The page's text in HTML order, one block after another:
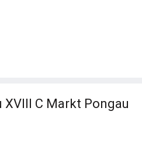
C Markt Pongau